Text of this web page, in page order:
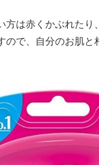
方は赤くかぶれたり
ので、自分のお肌と